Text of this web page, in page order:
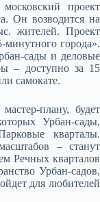
проект
Он возводится на
жителей. Проект
минутного города».
сады и деловые
– доступно за 15
самокате.
плану, будет
Урбан-сады,
кварталы.
– станут
Речных кварталов
Урбан-садов,
для любителей